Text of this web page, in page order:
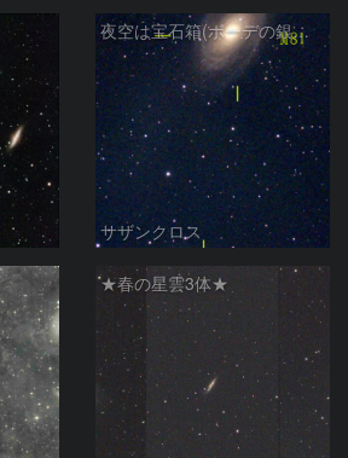
夜空は宝石箱(ボーデの銀河 M81) Seestar50
サザンクロス
★春の星雲3体★